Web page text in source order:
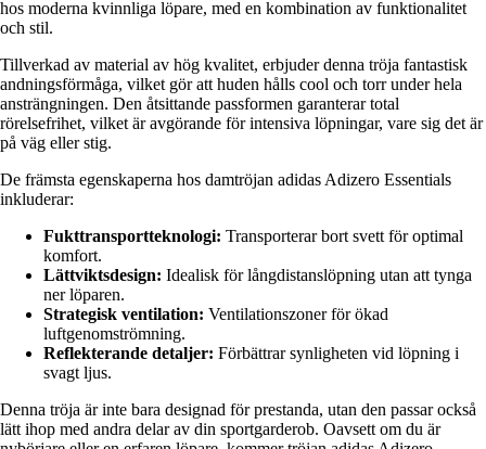
hos moderna kvinnliga löpare, med en kombination av funktionalitet
och stil.
Tillverkad av material av hög kvalitet, erbjuder denna tröja fantastisk
andningsförmåga, vilket gör att huden hålls cool och torr under hela
ansträngningen. Den åtsittande passformen garanterar total
rörelsefrihet, vilket är avgörande för intensiva löpningar, vare sig det är
på väg eller stig.
De främsta egenskaperna hos damtröjan adidas Adizero Essentials
inkluderar:
Fukttransportteknologi: Transporterar bort svett för optimal
komfort.
Lättviktsdesign: Idealisk för långdistanslöpning utan att tynga
ner löparen.
Strategisk ventilation: Ventilationszoner för ökad
luftgenomströmning.
Reflekterande detaljer: Förbättrar synligheten vid löpning i
svagt ljus.
Denna tröja är inte bara designad för prestanda, utan den passar också
lätt ihop med andra delar av din sportgarderob. Oavsett om du är